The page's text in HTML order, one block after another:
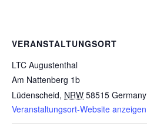
VERANSTALTUNGSORT
LTC Augustenthal
Am Nattenberg 1b
Lüdenscheid, NRW 58515 Germany
Veranstaltungsort-Website anzeigen